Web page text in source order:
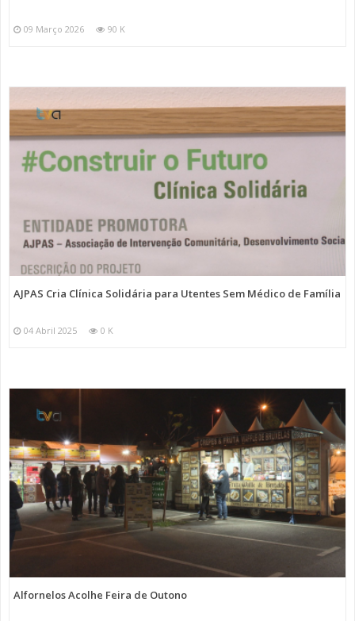
09 Março 2026 90 K
AJPAS Cria Clínica Solidária para Utentes Sem Médico de Família
04 Abril 2025 0 K
Alfornelos Acolhe Feira de Outono